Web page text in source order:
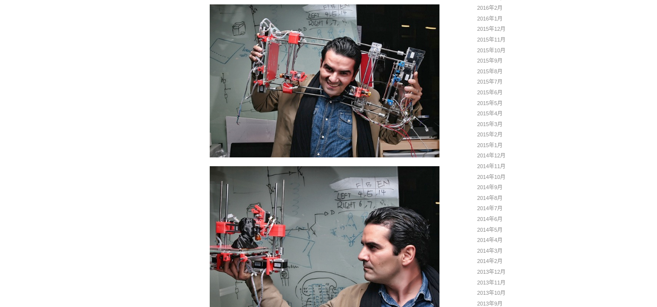
2016年2月
2016年1月
2015年12月
2015年11月
2015年10月
2015年9月
2015年8月
2015年7月
2015年6月
2015年5月
2015年4月
2015年3月
2015年2月
2015年1月
2014年12月
2014年11月
2014年10月
2014年9月
2014年8月
2014年7月
2014年6月
2014年5月
2014年4月
2014年3月
2014年2月
2013年12月
2013年11月
2013年10月
2013年9月